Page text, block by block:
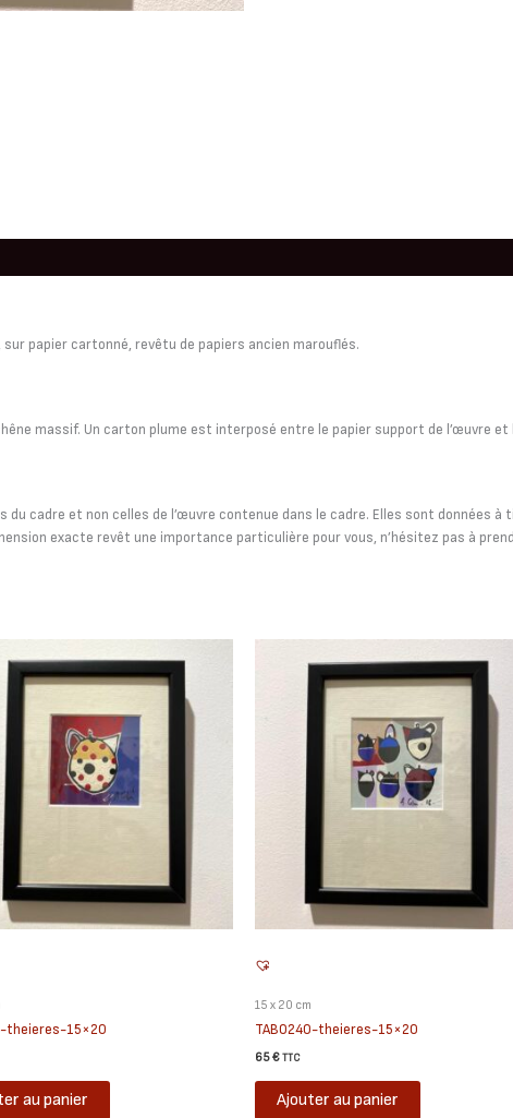
papier cartonné, revêtu de papiers ancien marouflés.
massif. Un carton plume est interposé entre le papier support de l’œuvre
cadre et non celles de l’œuvre contenue dans le cadre. Elles sont données
exacte revêt une importance particulière pour vous, n’hésitez pas à
theieres-15×20
au panier
15 x 20 cm
TAB0240-theieres-15×20
65€TTC
Ajouter au panier